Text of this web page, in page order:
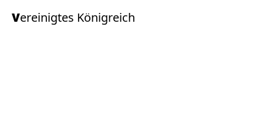
Vereinigtes Königreich